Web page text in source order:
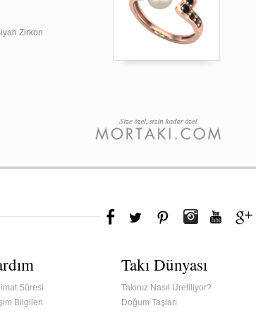
Zirkon
Süresi
Bilgileri
Takı Dünyası
Takınız Nasıl Üretiliyor?
Doğum Taşları